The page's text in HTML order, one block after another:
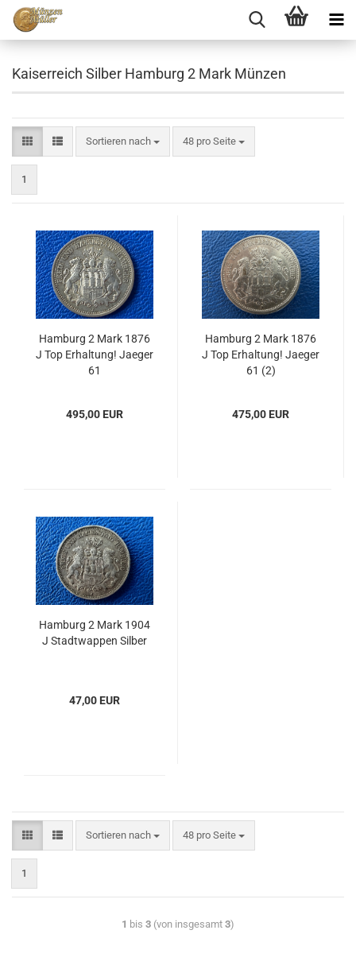
Kaiserreich Silber Hamburg 2 Mark Münzen
Sortieren nach 48 pro Seite
1
Hamburg 2 Mark 1876
J Top Erhaltung! Jaeger
61
495,00 EUR
Hamburg 2 Mark 1876
J Top Erhaltung! Jaeger
61 (2)
475,00 EUR
Hamburg 2 Mark 1904
J Stadtwappen Silber
47,00 EUR
Sortieren nach 48 pro Seite
1
1 bis 3 (von insgesamt 3)